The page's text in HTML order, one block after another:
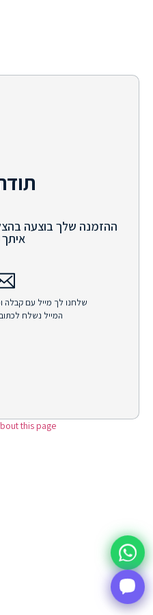
ההזמנה שלך בוצעה
שלחנו לך מייל עם קבלה
המייל נשלח
this page